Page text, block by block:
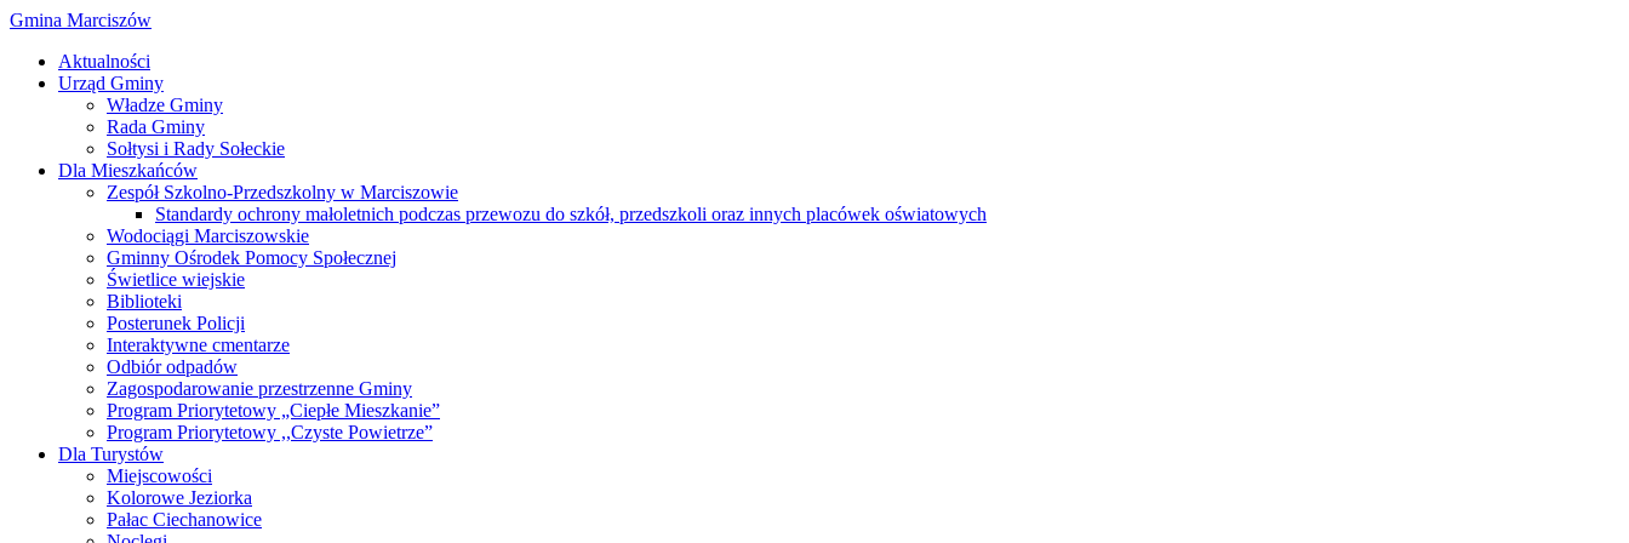
Gmina Marciszów
Aktualności
Urząd Gminy
Władze Gminy
Rada Gminy
Sołtysi i Rady Sołeckie
Dla Mieszkańców
Zespół Szkolno-Przedszkolny w Marciszowie
Standardy ochrony małoletnich podczas przewozu do szkół, przedszkoli oraz innych placówek oświatowych
Wodociągi Marciszowskie
Gminny Ośrodek Pomocy Społecznej
Świetlice wiejskie
Biblioteki
Posterunek Policji
Interaktywne cmentarze
Odbiór odpadów
Zagospodarowanie przestrzenne Gminy
Program Priorytetowy „Ciepłe Mieszkanie”
Program Priorytetowy ,,Czyste Powietrze”
Dla Turystów
Miejscowości
Kolorowe Jeziorka
Pałac Ciechanowice